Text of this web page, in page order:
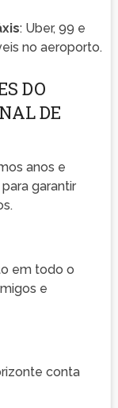
: Uber, 99 e
no aeroporto.
DO
DE
anos e
garantir
em todo o
e
conta